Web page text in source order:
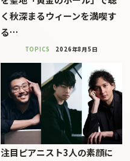
く秋深まるウィーンを満喫す
る…
TOPICS 2026年8月5日
注目ピアニスト3人の素顔に